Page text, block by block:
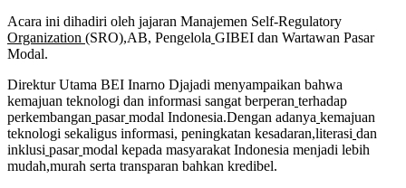
Acara ini dihadiri oleh jajaran Manajemen Self-Regulatory
Organization (SRO),AB, Pengelola GIBEI dan Wartawan Pasar
Modal.
Direktur Utama BEI Inarno Djajadi menyampaikan bahwa
kemajuan teknologi dan informasi sangat berperan terhadap
perkembangan pasar modal Indonesia.Dengan adanya kemajuan
teknologi sekaligus informasi, peningkatan kesadaran,literasi dan
inklusi pasar modal kepada masyarakat Indonesia menjadi lebih
mudah,murah serta transparan bahkan kredibel.